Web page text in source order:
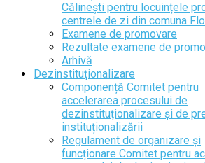
Călinești pentru locuințele
centrele de zi din comuna
Examene de promovare
Rezultate examene de
Arhivă
Dezinstituționalizare
Componență Comitet pentru
accelerarea procesului de
dezinstituționalizare și de
instituționalizării
Regulament de organizare și
funcționare Comitet pentru